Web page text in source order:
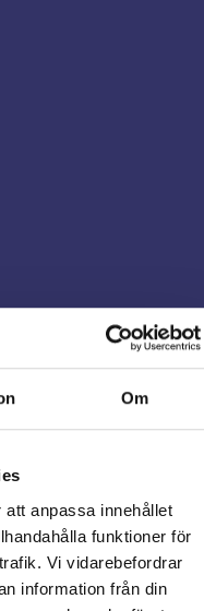
Om
anpassa innehållet
funktioner för
Vi vidarebefordrar
information från din